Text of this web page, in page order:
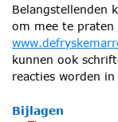
Belangstellenden
om mee te praten
kunnen ook
reacties worden
Bijlagen